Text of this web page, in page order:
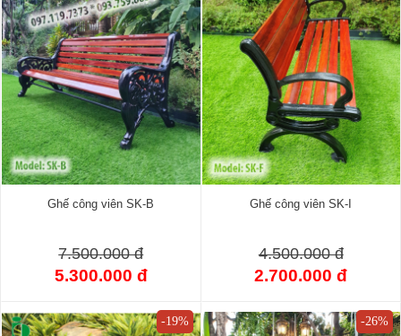
Ghế công viên SK-B
7.500.000 đ
5.300.000 đ
Ghế công viên SK-I
4.500.000 đ
2.700.000 đ
-19% -26%